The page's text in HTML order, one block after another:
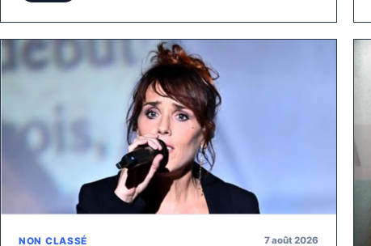
NON CLASSÉ 7 août 2026